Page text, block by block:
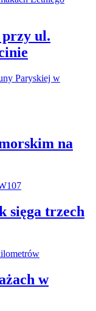
przy ul.
na
sięga trzech
w